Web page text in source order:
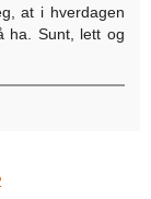
at i hverdagen
ha. Sunt, lett og